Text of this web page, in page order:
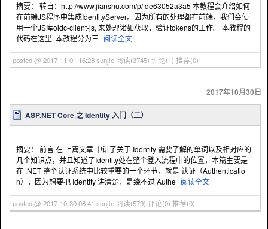
摘要： 转自：http://www.jianshu.com/p/fde63052a3a5 本教程会介绍如何
在前端JS程序中集成IdentityServer。因为所有的处理都在前端，我们会使
用一个JS库oidc-client-js, 来处理诸如获取，验证tokens的工作。 本教程的
代码在这里. 本教程分为三 阅读全文
posted @ 2017-11-01 16:28 sunjie 阅读(3745) 评论(1) 推荐(0)
2017年10月30日
ASP.NET Core 之 Identity 入门（二）
摘要： 前言 在 上篇文章 中讲了关于 Identity 需要了解的单词以及相对应的
几个知识点，并且知道了Identity处在整个登入流程中的位置，本篇主要是
在 .NET 整个认证系统中比较重要的一个环节，就是 认证（Authenticatio
n），因为想要把 Identity 讲清楚，是绕不过 Authe 阅读全文
posted @ 2017-10-30 08:41 sunjie 阅读(579) 评论(0) 推荐(0)